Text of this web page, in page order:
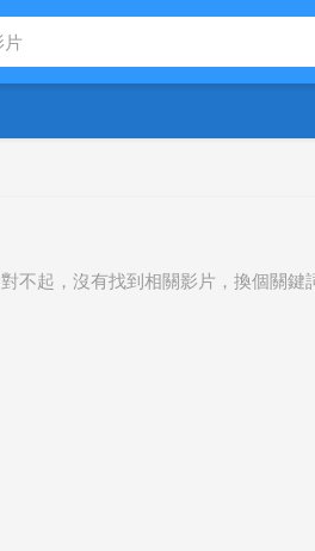
對不起，沒有找到相關影片，換個關鍵